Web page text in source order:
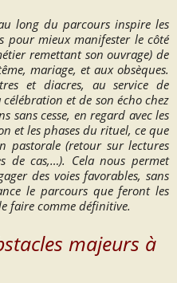
long du parcours inspire les
pour mieux manifester le côté
remettant son ouvrage) de
mariage, et aux obsèques.
et diacres, au service de
et de son écho chez
sans cesse, en regard avec les
et les phases du rituel, ce que
pastorale (retour sur lectures
de cas,…). Cela nous permet
des voies favorables, sans
le parcours que feront les
faire comme définitive.
majeurs à